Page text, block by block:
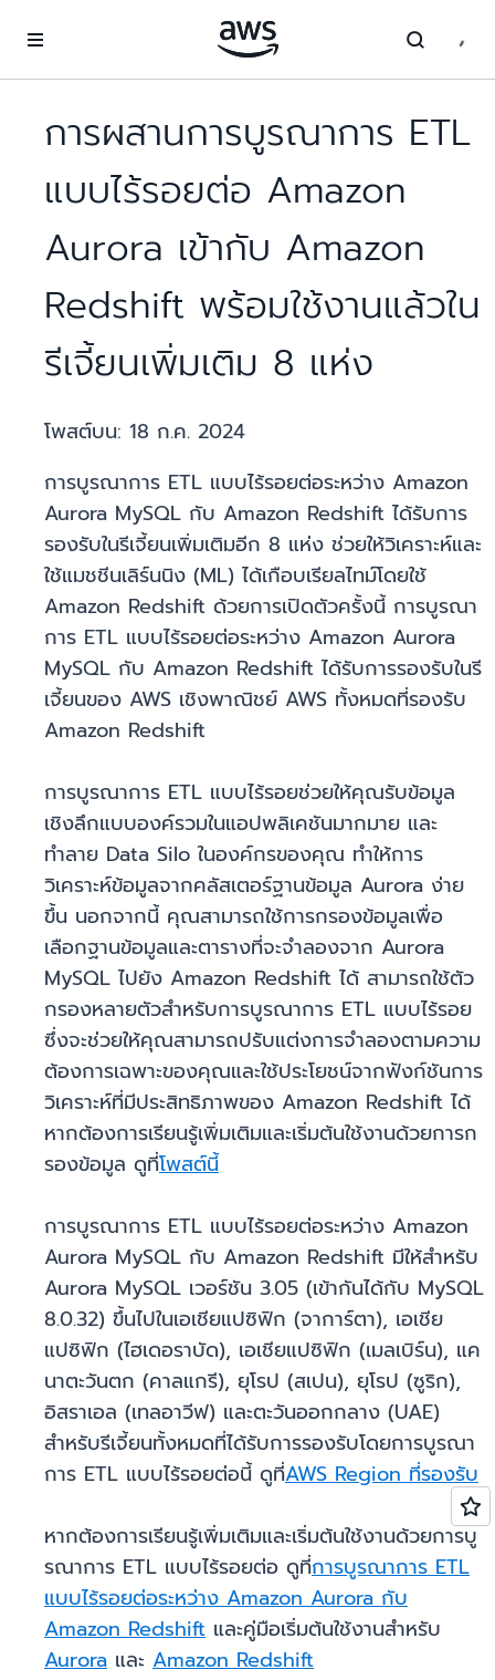
การผสานการบูรณาการ ETL
แบบไร้รอยต่อ Amazon
Aurora เข้ากับ Amazon
Redshift พร้อมใช้งานแล้วใน
รีเจี้ยนเพิ่มเติม 8 แห่ง
โพสต์บน: 18 ก.ค. 2024
การบูรณาการ ETL แบบไร้รอยต่อระหว่าง Amazon
Aurora MySQL กับ Amazon Redshift ได้รับการ
รองรับในรีเจี้ยนเพิ่มเติมอีก 8 แห่ง ช่วยให้วิเคราะห์และ
ใช้แมชชีนเลิร์นนิง (ML) ได้เกือบเรียลไทม์โดยใช้
Amazon Redshift ด้วยการเปิดตัวครั้งนี้ การบูรณา
การ ETL แบบไร้รอยต่อระหว่าง Amazon Aurora
MySQL กับ Amazon Redshift ได้รับการรองรับในรี
เจี้ยนของ AWS เชิงพาณิชย์ AWS ทั้งหมดที่รองรับ
Amazon Redshift
การบูรณาการ ETL แบบไร้รอยช่วยให้คุณรับข้อมูล
เชิงลึกแบบองค์รวมในแอปพลิเคชันมากมาย และ
ทำลาย Data Silo ในองค์กรของคุณ ทำให้การ
วิเคราะห์ข้อมูลจากคลัสเตอร์ฐานข้อมูล Aurora ง่าย
ขึ้น นอกจากนี้ คุณสามารถใช้การกรองข้อมูลเพื่อ
เลือกฐานข้อมูลและตารางที่จะจำลองจาก Aurora
MySQL ไปยัง Amazon Redshift ได้ สามารถใช้ตัว
กรองหลายตัวสำหรับการบูรณาการ ETL แบบไร้รอย
ซึ่งจะช่วยให้คุณสามารถปรับแต่งการจำลองตามความ
ต้องการเฉพาะของคุณและใช้ประโยชน์จากฟังก์ชันการ
วิเคราะห์ที่มีประสิทธิภาพของ Amazon Redshift ได้
หากต้องการเรียนรู้เพิ่มเติมและเริ่มต้นใช้งานด้วยการก
รองข้อมูล ดูที่โพสต์นี้
การบูรณาการ ETL แบบไร้รอยต่อระหว่าง Amazon
Aurora MySQL กับ Amazon Redshift มีให้สำหรับ
Aurora MySQL เวอร์ชัน 3.05 (เข้ากันได้กับ MySQL
8.0.32) ขึ้นไปในเอเชียแปซิฟิก (จาการ์ตา), เอเชีย
แปซิฟิก (ไฮเดอราบัด), เอเชียแปซิฟิก (เมลเบิร์น), แค
นาตะวันตก (คาลแกรี), ยุโรป (สเปน), ยุโรป (ซูริก),
อิสราเอล (เทลอาวีฟ) และตะวันออกกลาง (UAE)
สำหรับรีเจี้ยนทั้งหมดที่ได้รับการรองรับโดยการบูรณา
การ ETL แบบไร้รอยต่อนี้ ดูที่AWS Region ที่รองรับ
หากต้องการเรียนรู้เพิ่มเติมและเริ่มต้นใช้งานด้วยการบู
รณาการ ETL แบบไร้รอยต่อ ดูที่การบูรณาการ ETL
แบบไร้รอยต่อระหว่าง Amazon Aurora กับ
Amazon Redshift และคู่มือเริ่มต้นใช้งานสำหรับ
Aurora และ Amazon Redshift